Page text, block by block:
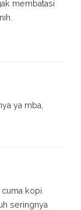
membatasi
ya mba,
cuma kopi
seringnya